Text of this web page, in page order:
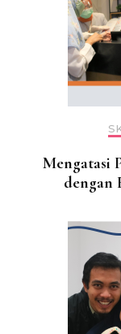
Mengatasi
dengan